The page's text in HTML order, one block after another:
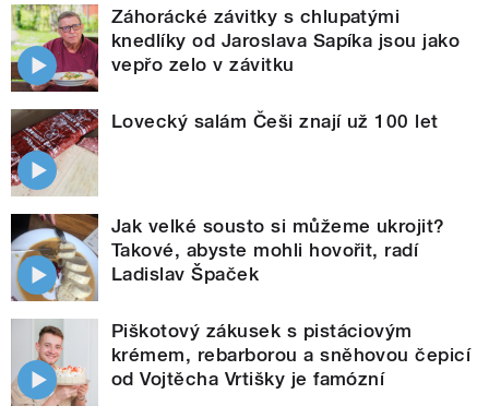
Záhorácké závitky s chlupatými
knedlíky od Jaroslava Sapíka jsou jako
vepřo zelo v závitku
Lovecký salám Češi znají už 100 let
Jak velké sousto si můžeme ukrojit?
Takové, abyste mohli hovořit, radí
Ladislav Špaček
Piškotový zákusek s pistáciovým
krémem, rebarborou a sněhovou čepicí
od Vojtěcha Vrtišky je famózní